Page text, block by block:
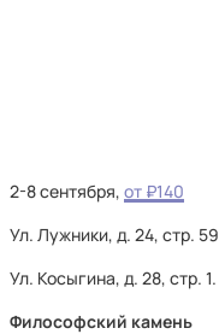
2-8 сентября, от ₽140
Ул. Лужники, д. 24, стр. 59
Ул. Косыгина, д. 28, стр. 1.
Философский камень